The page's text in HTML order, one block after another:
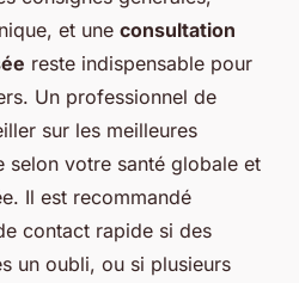
et une consultation
reste indispensable pour
Un professionnel de
sur les meilleures
selon votre santé globale et
Il est recommandé
contact rapide si des
un oubli, ou si plusieurs